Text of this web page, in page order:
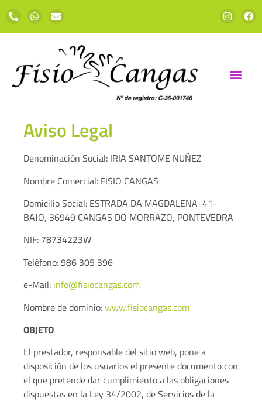
Aviso Legal
Denominación Social: IRIA SANTOME NUÑEZ
Nombre Comercial: FISIO CANGAS
Domicilio Social: ESTRADA DA MAGDALENA 41-
BAJO, 36949 CANGAS DO MORRAZO, PONTEVEDRA
NIF: 78734223W
Teléfono: 986 305 396
e-Mail: info@fisiocangas.com
Nombre de dominio:www.fisiocangas.com
OBJETO
El prestador, responsable del sitio web, pone a
disposición de los usuarios el presente documento con
el que pretende dar cumplimiento a las obligaciones
dispuestas en la Ley 34/2002, de Servicios de la